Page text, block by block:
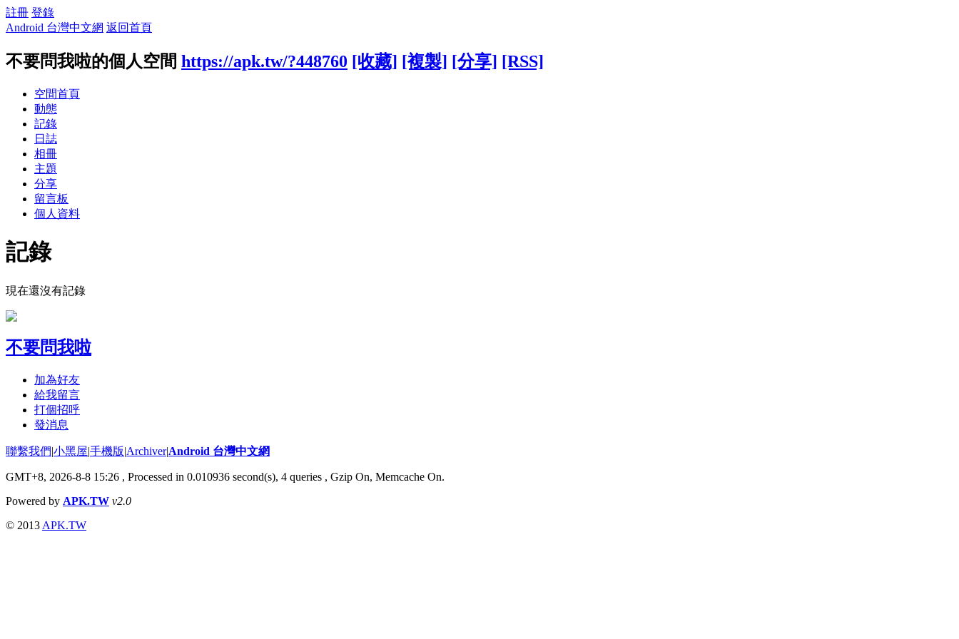
註冊 登錄
Android 台灣中文網 返回首頁
不要問我啦的個人空間 https://apk.tw/?448760 [收藏] [複製] [分享] [RSS]
空間首頁
動態
記錄
日誌
相冊
主題
分享
留言板
個人資料
記錄
現在還沒有記錄
不要問我啦
加為好友
給我留言
打個招呼
發消息
聯繫我們|小黑屋|手機版|Archiver|Android 台灣中文網
GMT+8, 2026-8-8 15:26 , Processed in 0.010936 second(s), 4 queries , Gzip On, Memcache On.
Powered by APK.TW v2.0
© 2013 APK.TW